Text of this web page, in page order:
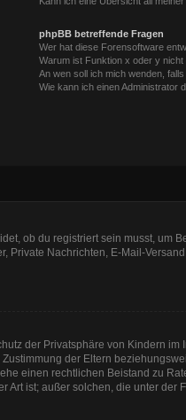
phpBB betreffende Fragen
Wer hat diese Forensoftware
Warum ist Funktion x oder y nicht
An wen soll ich mich wenden,
Wie kann ich einen Administrator
ob du registriert sein musst, um
Nachrichten, E-Mail-
der Privatsphäre von Kindern
der Eltern
einen rechtlichen Beistand zu
ist; außer solchen, die unter der